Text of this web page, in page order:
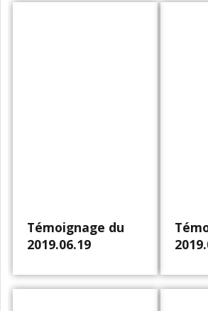
Témoignage du
2019.06.19